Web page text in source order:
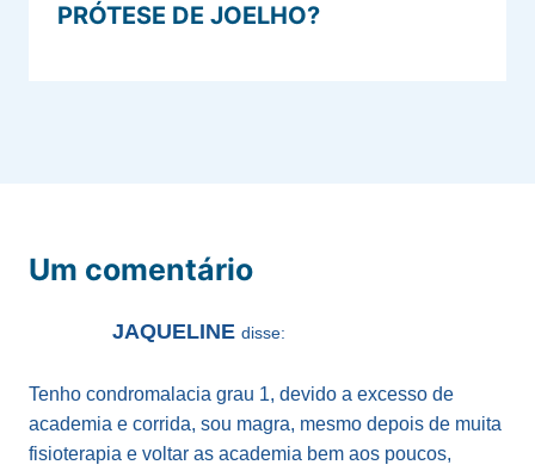
PRÓTESE DE JOELHO?
Um comentário
JAQUELINE disse:
Tenho condromalacia grau 1, devido a excesso de
academia e corrida, sou magra, mesmo depois de muita
fisioterapia e voltar as academia bem aos poucos,